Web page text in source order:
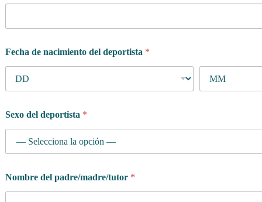
Fecha de nacimiento del deportista *
Sexo del deportista *
Nombre del padre/madre/tutor *